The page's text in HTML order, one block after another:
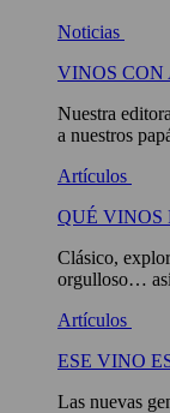
Noticias
VINOS CON
Nuestra
a nuestros
Artículos
QUÉ VINOS
Clásico,
orgulloso… así
Artículos
ESE VINO
Las nuevas